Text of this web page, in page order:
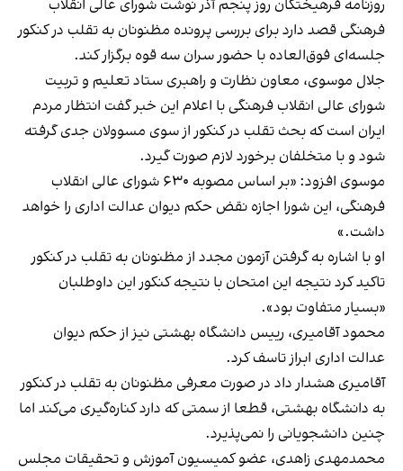
روزنامه فرهیختگان روز پنجم آذر نوشت شورای عالی انقلاب
فرهنگی قصد دارد برای بررسی پرونده مظنونان به تقلب در کنکور
جلسه‌ای فوق‌العاده با حضور سران سه قوه برگزار کند.
جلال موسوی، معاون نظارت و راهبری ستاد تعلیم و تربیت
شورای عالی انقلاب فرهنگی با اعلام این خبر گفت انتظار مردم
ایران است که بحث تقلب در کنکور از سوی مسوولان جدی گرفته
شود و با متخلفان برخورد لازم صورت گیرد.
موسوی افزود: «بر اساس مصوبه ۶۳۰ شورای عالی انقلاب
فرهنگی، این شورا اجازه نقض حکم دیوان عدالت اداری را خواهد
داشت.»
او با اشاره به گرفتن آزمون مجدد از مظنونان به تقلب در کنکور
تاکید کرد نتیجه این امتحان با نتیجه کنکور این داوطلبان
«بسیار متفاوت بود».
محمود آقا‌میری، رییس دانشگاه بهشتی نیز از حکم دیوان
عدالت اداری ابراز تاسف کرد.
آقامیری هشدار داد در صورت معرفی مظنونان به تقلب در کنکور
به دانشگاه بهشتی، قطعا از سمتی که دارد کناره‌گیری می‌کند اما
چنین دانشجویانی را نمی‌پذیرد.
محمد‌مهدی زاهدی، عضو کمیسیون آموزش و تحقیقات مجلس